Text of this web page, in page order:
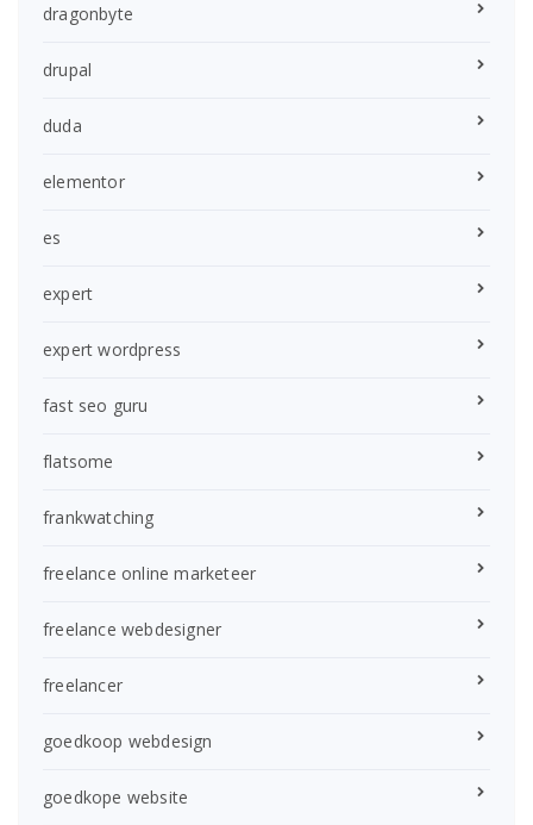
dragonbyte
drupal
duda
elementor
es
expert
expert wordpress
fast seo guru
flatsome
frankwatching
freelance online marketeer
freelance webdesigner
freelancer
goedkoop webdesign
goedkope website